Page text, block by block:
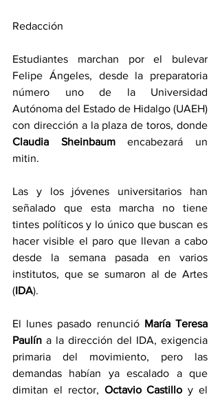
Redacción
Estudiantes marchan por el bulevar
Felipe Ángeles, desde la preparatoria
número uno de la Universidad
Autónoma del Estado de Hidalgo (UAEH)
Claudia Sheinbaum encabezará un
mitin.
Las y los jóvenes universitarios han
señalado que esta marcha no tiene
tintes políticos y lo único que buscan es
hacer visible el paro que llevan a cabo
desde la semana pasada en varios
institutos, que se sumaron al de Artes
(IDA).
El lunes pasado renunció María Teresa
Paulín a la dirección del IDA, exigencia
primaria del movimiento, pero las
demandas habían ya escalado a que
dimitan el rector, Octavio Castillo y el